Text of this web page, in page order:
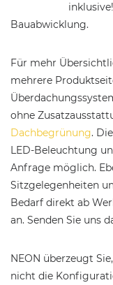
Bauabwicklung.
Für mehr
mehrere
ohne
Dachbegrünung.
LED-Beleuchtung
Anfrage möglich.
Sitzgelegenheiten
Bedarf direkt ab
an. Senden Sie uns
NEON überzeugt
nicht die